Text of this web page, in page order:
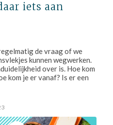
iets aan
de vraag of we
kunnen wegwerken.
over is. Hoe kom
kom je er vanaf? Is er een